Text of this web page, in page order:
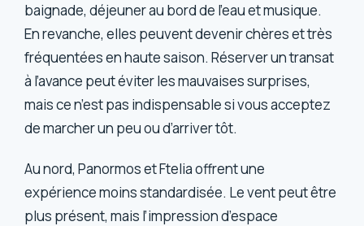
baignade, déjeuner au bord de l’eau et musique.
En revanche, elles peuvent devenir chères et très
fréquentées en haute saison. Réserver un transat
à l’avance peut éviter les mauvaises surprises,
mais ce n’est pas indispensable si vous acceptez
de marcher un peu ou d’arriver tôt.
Au nord, Panormos et Ftelia offrent une
expérience moins standardisée. Le vent peut être
plus présent, mais l’impression d’espace